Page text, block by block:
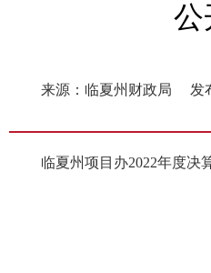
公
来源：临夏州财政局
发
临夏州项目办2022年度决